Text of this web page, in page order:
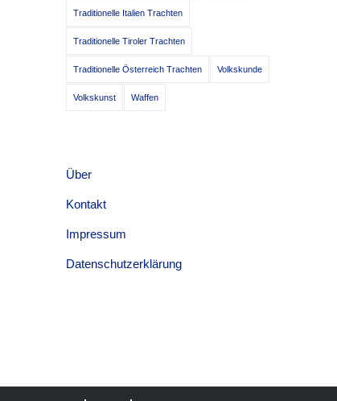
Traditionelle Italien Trachten
Traditionelle Tiroler Trachten
Traditionelle Österreich Trachten Volkskunde
Volkskunst Waffen
Über
Kontakt
Impressum
Datenschutzerklärung